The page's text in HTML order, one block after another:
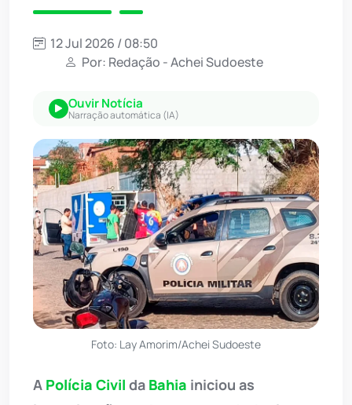
12 Jul 2026 / 08:50
Por: Redação - Achei Sudoeste
Ouvir Notícia
Narração automática (IA)
Foto: Lay Amorim/Achei Sudoeste
A Polícia Civil da Bahia iniciou as